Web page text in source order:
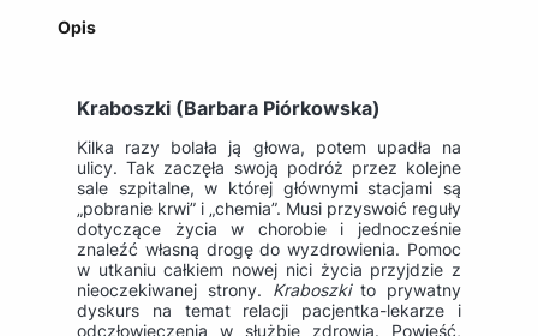
Opis
Kraboszki (Barbara Piórkowska)
Kilka razy bolała ją głowa, potem upadła na
ulicy. Tak zaczęła swoją podróż przez kolejne
sale szpitalne, w której głównymi stacjami są
„pobranie krwi” i „chemia”. Musi przyswoić reguły
dotyczące życia w chorobie i jednocześnie
znaleźć własną drogę do wyzdrowienia. Pomoc
w utkaniu całkiem nowej nici życia przyjdzie z
nieoczekiwanej strony. Kraboszkito prywatny
dyskurs na temat relacji pacjentka-lekarze i
odczłowieczenia w służbie zdrowia. Powieść,